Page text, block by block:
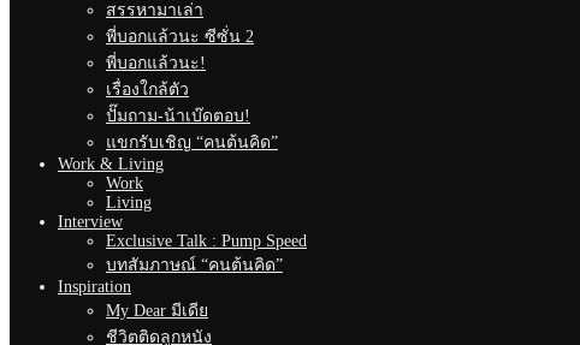
สรรหามาเล่า
พี่บอกแล้วนะ ซีซั่น 2
พี่บอกแล้วนะ!
เรื่องใกล้ตัว
ปั๊มถาม-น้าเบ๊ดตอบ!
แขกรับเชิญ “คนต้นคิด”
Work & Living
Work
Living
Interview
Exclusive Talk : Pump Speed
บทสัมภาษณ์ “คนต้นคิด”
Inspiration
My Dear มีเดีย
ชีวิตติดลูกหนัง